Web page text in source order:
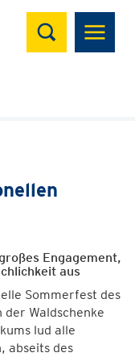
Suchen
Engagement,
aus
Sommerfest des
Waldschenke
lud alle
abseits des